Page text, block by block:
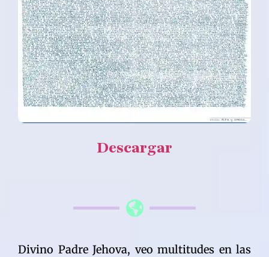
Descargar
Divino Padre Jehova, veo multitudes en las